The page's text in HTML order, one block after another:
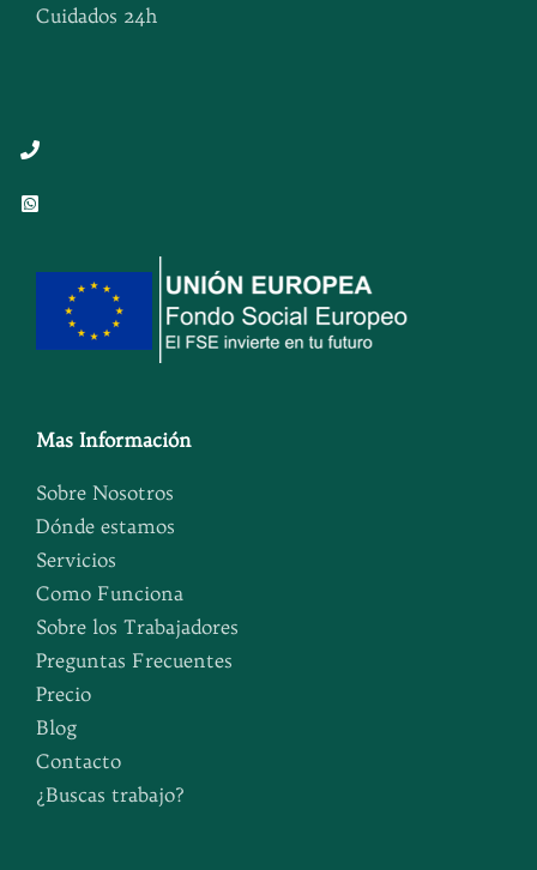
Cuidados 24h
Mas Información
Sobre Nosotros
Dónde estamos
Servicios
Como Funciona
Sobre los Trabajadores
Preguntas Frecuentes
Precio
Blog
Contacto
¿Buscas trabajo?
Button
Button